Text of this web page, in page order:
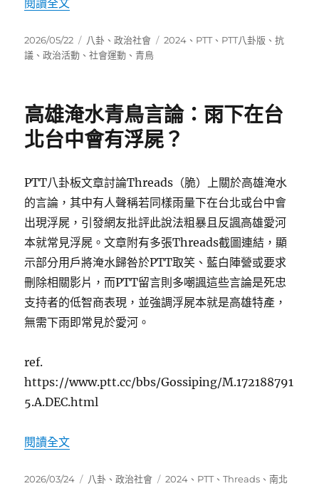
發
佈
2026/05/22
分
類
八卦 、政治社會
標
2024 、 PTT、 PTT八卦版 、抗
議 、政治活動 、社會運動 、青鳥
高雄淹水青鳥言論：雨下在台
北台中會有浮屍？
PTT八卦板文章討論Threads（脆）上關於高雄淹水
的言論，其中有人聲稱若同樣雨量下在台北或台中會
出現浮屍，引發網友批評此說法粗暴且反諷高雄愛河
本就常見浮屍。文章附有多張Threads截圖連結，顯
示部分用戶將淹水歸咎於PTT取笑、藍白陣營或要求
刪除相關影片，而PTT留言則多嘲諷這些言論是死忠
支持者的低智商表現，並強調浮屍本就是高雄特產，
無需下雨即常見於愛河。
ref.
https://www.ptt.cc/bbs/Gossiping/M.172188791
5.A.DEC.html
閱讀全文〈高雄淹水青鳥言論：雨下在台北台中會有浮屍
發
2026/03/24
分
八卦 、政治社會
標
2024 、 PTT、Threads 、南北